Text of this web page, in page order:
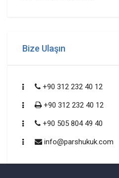
Bize Ulaşın
+90 312 232 40 12
+90 312 232 40 12
+90 505 804 49 40
info@parshukuk.com